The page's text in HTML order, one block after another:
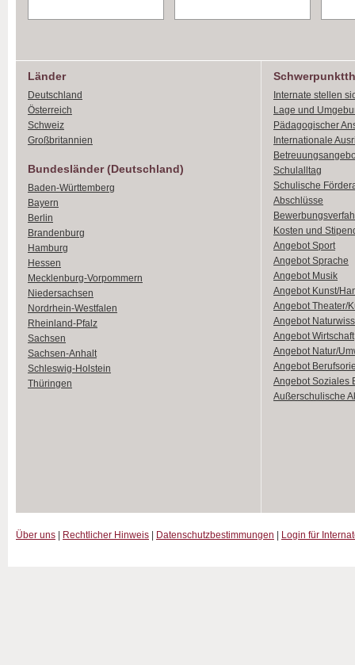
Länder
Deutschland
Österreich
Schweiz
Großbritannien
Bundesländer (Deutschland)
Baden-Württemberg
Bayern
Berlin
Brandenburg
Hamburg
Hessen
Mecklenburg-Vorpommern
Niedersachsen
Nordrhein-Westfalen
Rheinland-Pfalz
Sachsen
Sachsen-Anhalt
Schleswig-Holstein
Thüringen
Internate stellen
Lage und
Pädagogischer
Internationale
Schulalltag
Schulische
Abschlüsse
Kosten und
Angebot Sport
Angebot Sprache
Angebot Musik
Angebot Kunst/
Angebot Theater/
Angebot
Angebot Wirtschaft
Angebot Natur/
Angebot
Angebot Soziales
Außerschulische
Über uns Rechtlicher Hinweis Datenschutzbestimmungen Login für